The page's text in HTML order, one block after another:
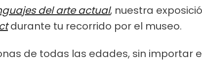
del arte actual, nuestra
durante tu recorrido por el museo.
de todas las edades, sin importar